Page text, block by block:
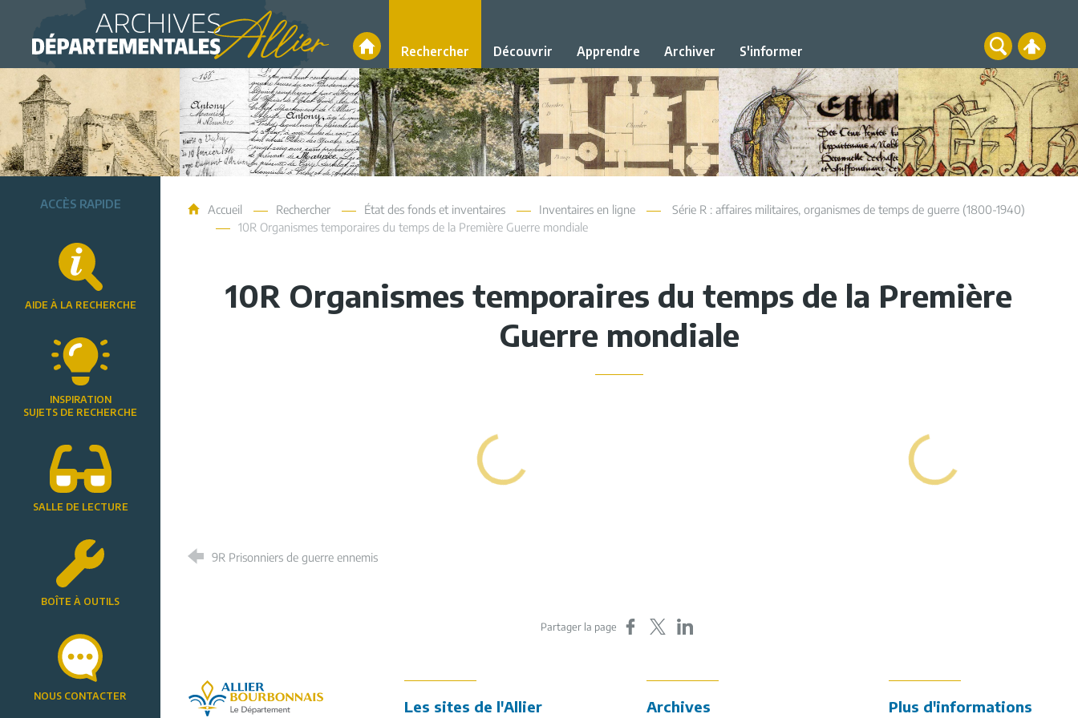
Archives de l'Allier
AccueilRechercher Découvrir Apprendre Archiver S'informer
Accueil Rechercher État des fonds et inventaires Inventaires en ligne
Série R : affaires militaires, organismes de temps de guerre (1800-1940)
10R Organismes temporaires du temps de la Première Guerre mondiale
10R Organismes temporaires du temps de la Première
Guerre mondiale
ACCÈS RAPIDE
AIDE À LA RECHERCHE
INSPIRATION
SUJETS DE RECHERCHE
SALLE DE LECTURE
BOÎTE À OUTILS
NOUS CONTACTER
9R Prisonniers de guerre ennemis
Partager la page Partager sur Facebook
Partager sur XPartager sur LinkedIn
Allier, le département
Les sites de l'Allier
Archives
Plus d'informations